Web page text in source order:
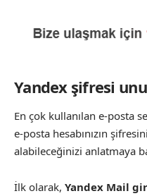
Yandex şifresi
En çok kullanılan e-posta
e-posta hesabınızın
alabileceğinizi anlatmaya
İlk olarak, Yandex Mail